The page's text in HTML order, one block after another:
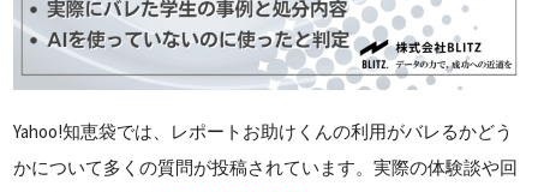
Yahoo!知恵袋では、レポートお助けくんの利用がバレるかどう
かについて多くの質問が投稿されています。実際の体験談や回